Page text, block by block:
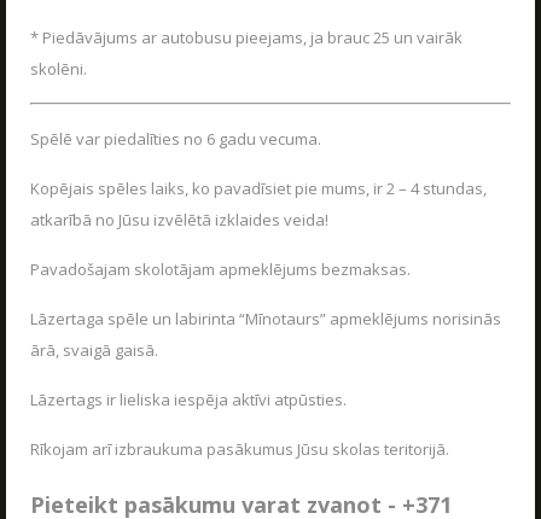
* Piedāvājums ar autobusu pieejams, ja brauc 25 un vairāk
skolēni.
Spēlē var piedalīties no 6 gadu vecuma.
Kopējais spēles laiks, ko pavadīsiet pie mums, ir 2 – 4 stundas,
atkarībā no Jūsu izvēlētā izklaides veida!
Pavadošajam skolotājam apmeklējums bezmaksas.
Lāzertaga spēle un labirinta “Mīnotaurs” apmeklējums norisinās
ārā, svaigā gaisā.
Lāzertags ir lieliska iespēja aktīvi atpūsties.
Rīkojam arī izbraukuma pasākumus Jūsu skolas teritorijā.
Pieteikt pasākumu varat zvanot - +371
PARAKSTIES JAUNUMU SAŅEMŠANAI E-PASTĀ!